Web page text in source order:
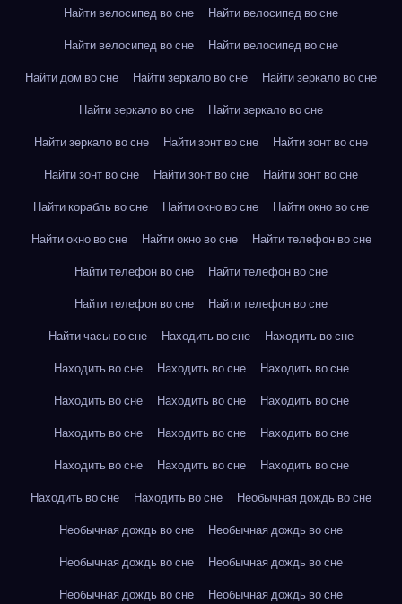
Найти велосипед во сне
Найти велосипед во сне
Найти велосипед во сне
Найти велосипед во сне
Найти дом во сне
Найти зеркало во сне
Найти зеркало во сне
Найти зеркало во сне
Найти зеркало во сне
Найти зеркало во сне
Найти зонт во сне
Найти зонт во сне
Найти зонт во сне
Найти зонт во сне
Найти зонт во сне
Найти корабль во сне
Найти окно во сне
Найти окно во сне
Найти окно во сне
Найти окно во сне
Найти телефон во сне
Найти телефон во сне
Найти телефон во сне
Найти телефон во сне
Найти телефон во сне
Найти часы во сне
Находить во сне
Находить во сне
Находить во сне
Находить во сне
Находить во сне
Находить во сне
Находить во сне
Находить во сне
Находить во сне
Находить во сне
Находить во сне
Находить во сне
Находить во сне
Находить во сне
Находить во сне
Находить во сне
Необычная дождь во сне
Необычная дождь во сне
Необычная дождь во сне
Необычная дождь во сне
Необычная дождь во сне
Необычная дождь во сне
Необычная дождь во сне